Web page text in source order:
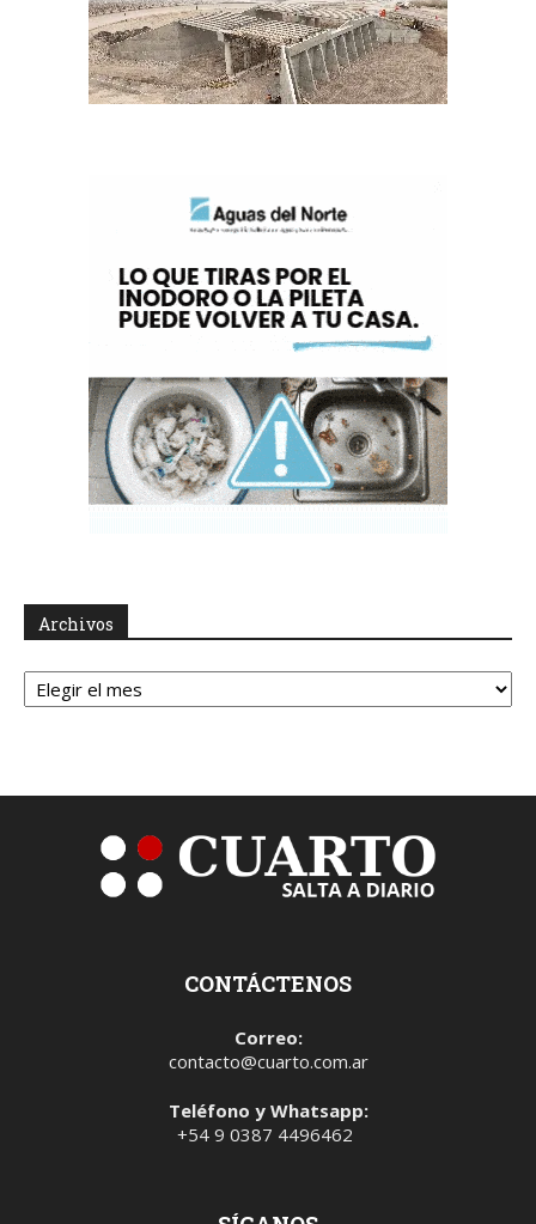
Archivos
Archivos
CONTÁCTENOS
Correo:
contacto@cuarto.com.ar
Teléfono y Whatsapp:
+54 9 0387 4496462